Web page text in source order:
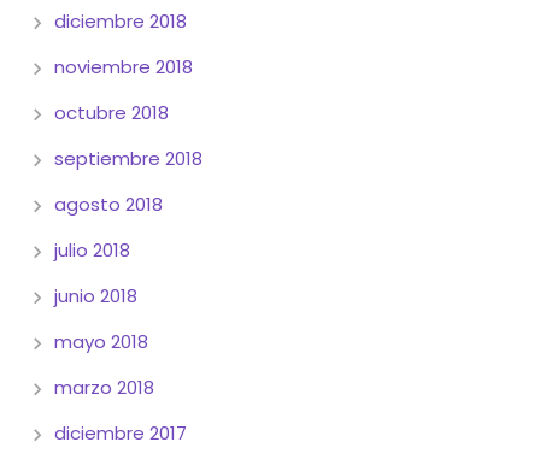
diciembre 2018
noviembre 2018
octubre 2018
septiembre 2018
agosto 2018
julio 2018
junio 2018
mayo 2018
marzo 2018
diciembre 2017